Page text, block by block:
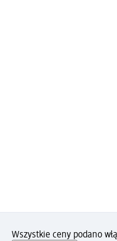
Wszystkie ceny podano